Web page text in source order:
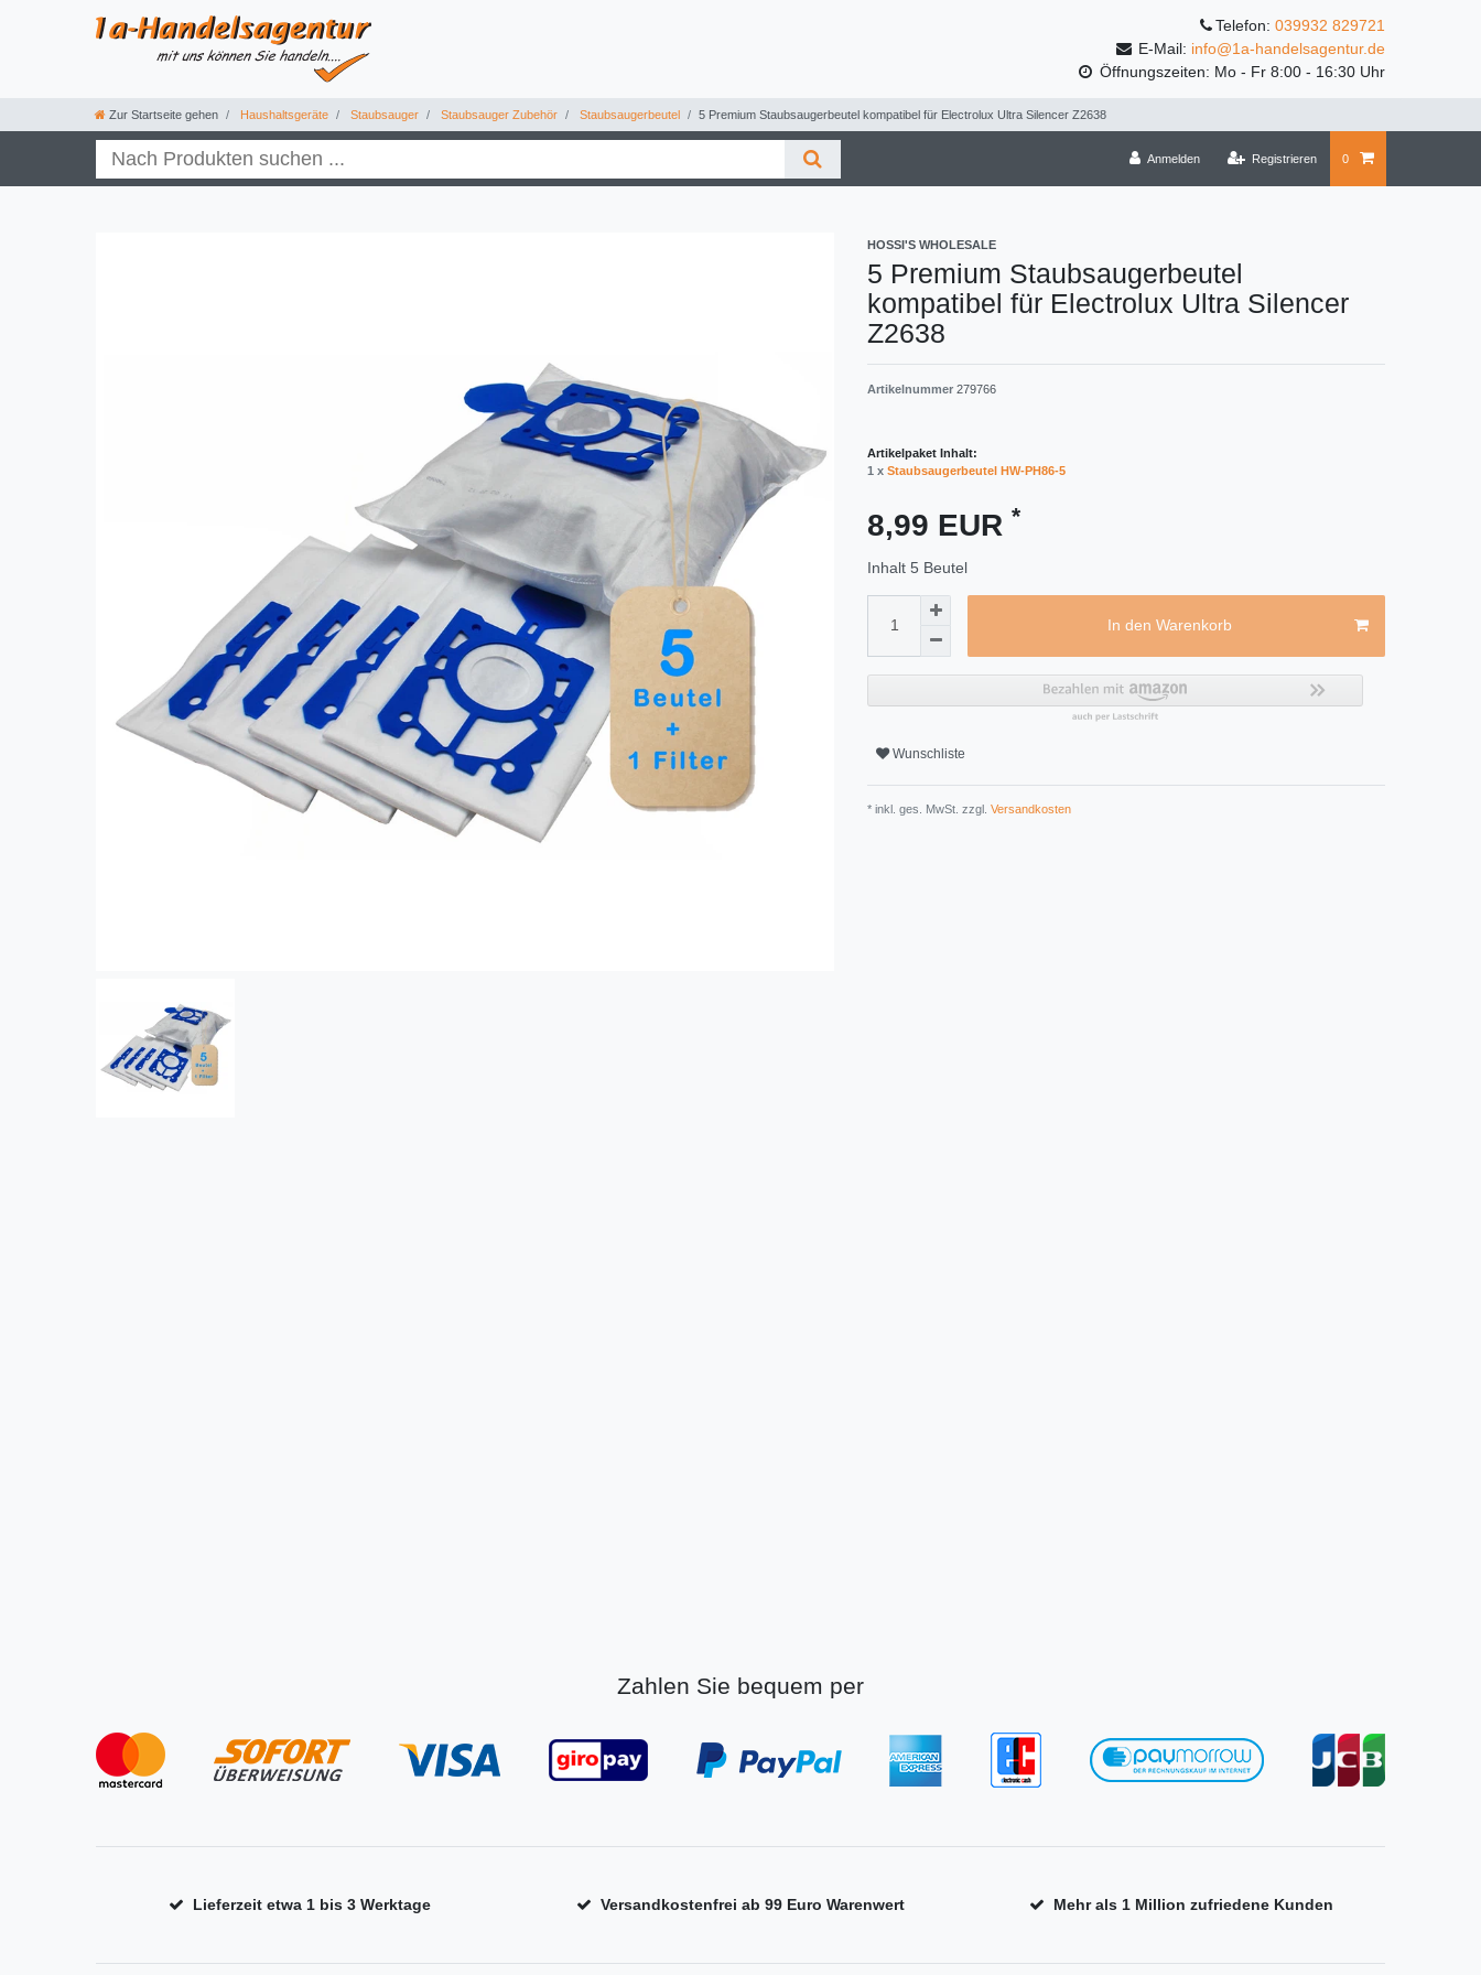
Telefon: 039932 829721
E-Mail: info@1a-handelsagentur.de
Öffnungszeiten: Mo - Fr 8:00 - 16:30 Uhr
Zur Startseite gehen Haushaltsgeräte Staubsauger Staubsauger Zubehör Staubsaugerbeutel 5 Premium Staubsaugerbeutel kompatibel für Electrolux Ultra Silencer Z2638
Anmelden Registrieren 0
HOSSI'S WHOLESALE
5 Premium Staubsaugerbeutel
kompatibel für Electrolux Ultra Silencer
Z2638
Artikelnummer 279766
Artikelpaket Inhalt:
1 x Staubsaugerbeutel HW-PH86-5
8,99 EUR *
Inhalt 5 Beutel
In den Warenkorb
Wunschliste
* inkl. ges. MwSt. zzgl. Versandkosten
Zahlen Sie bequem per
Lieferzeit etwa 1 bis 3 Werktage Versandkostenfrei ab 99 Euro Warenwert Mehr als 1 Million zufriedene Kunden